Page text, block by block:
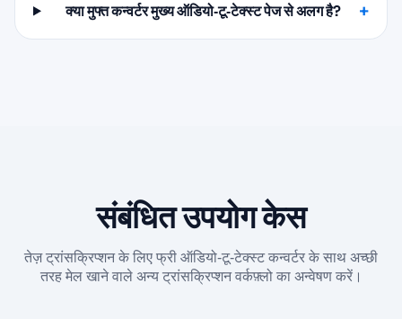
क्या मुफ्त कन्वर्टर मुख्य ऑडियो‑टू‑टेक्स्ट पेज से अलग है?
संबंधित उपयोग केस
तेज़ ट्रांसक्रिप्शन के लिए फ्री ऑडियो‑टू‑टेक्स्ट कन्वर्टर के साथ अच्छी
तरह मेल खाने वाले अन्य ट्रांसक्रिप्शन वर्कफ़्लो का अन्वेषण करें।